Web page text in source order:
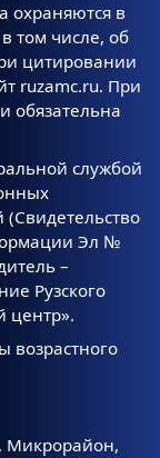
охраняются в
том числе, об
цитировании
ruzamc.ru. При
обязательна
службой
Эл №
–
Рузского
центр».
возрастного
Микрорайон,